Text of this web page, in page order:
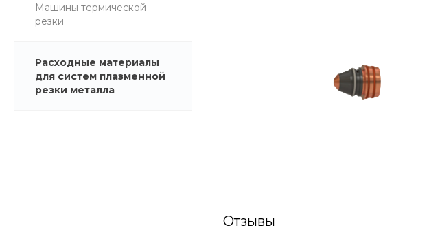
Машины термической
резки
Расходные материалы
для систем плазменной
резки металла
Отзывы